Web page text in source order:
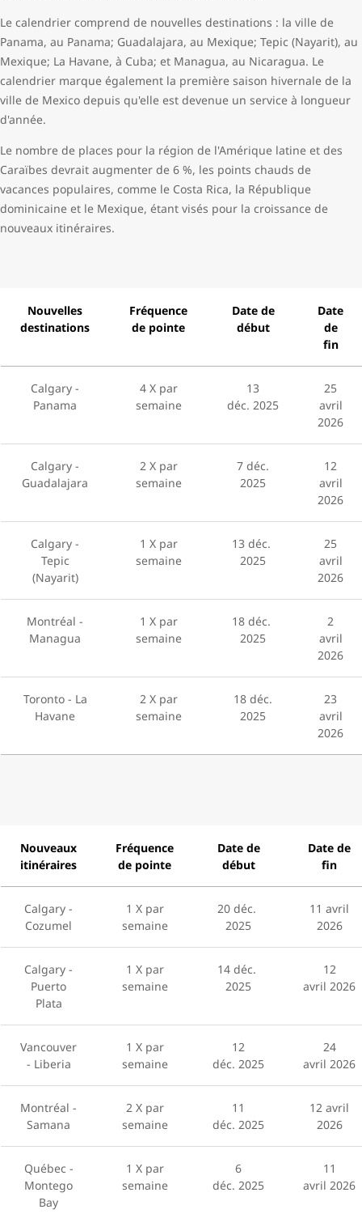
Le calendrier comprend de nouvelles destinations : la ville de
Panama, au Panama; Guadalajara, au Mexique; Tepic (Nayarit), au
Mexique; La Havane, à Cuba; et Managua, au Nicaragua. Le
calendrier marque également la première saison hivernale de la
ville de Mexico depuis qu'elle est devenue un service à longueur
d'année.
Le nombre de places pour la région de l'Amérique latine et des
Caraïbes devrait augmenter de 6 %, les points chauds de
vacances populaires, comme le Costa Rica, la République
dominicaine et le Mexique, étant visés pour la croissance de
nouveaux itinéraires.
Nouvelles
destinations
Fréquence
de pointe
Date de
début
Date
de
fin
Calgary -
Panama
4 X par
semaine
13
déc. 2025
25
avril
2026
Calgary -
Guadalajara
2 X par
semaine
7 déc.
2025
12
avril
2026
Calgary -
Tepic
(Nayarit)
1 X par
semaine
13 déc.
2025
25
avril
2026
Montréal -
Managua
1 X par
semaine
18 déc.
2025
2
avril
2026
Toronto - La
Havane
2 X par
semaine
18 déc.
2025
23
avril
2026
Nouveaux
itinéraires
Fréquence
de pointe
Date de
début
Date de
fin
Calgary -
Cozumel
1 X par
semaine
20 déc.
2025
11 avril
2026
Calgary -
Puerto
Plata
1 X par
semaine
14 déc.
2025
12
avril 2026
Vancouver
- Liberia
1 X par
semaine
12
déc. 2025
24
avril 2026
Montréal -
Samana
2 X par
semaine
11
déc. 2025
12 avril
2026
Québec -
Montego
Bay
1 X par
semaine
6
déc. 2025
11
avril 2026